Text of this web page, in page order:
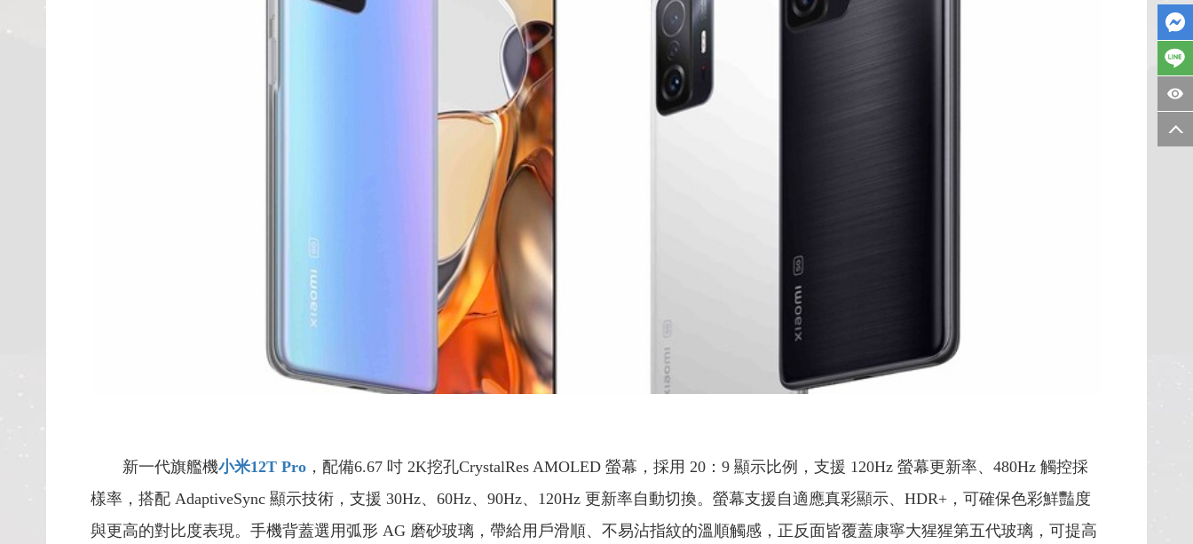
新一代旗艦機小米12T Pro ，配備6.67 吋 2K挖孔CrystalRes AMOLED 螢幕，採用 20：9 顯示比例，支援 120Hz 螢幕更新率、480Hz 觸控採
樣率，搭配 AdaptiveSync 顯示技術，支援 30Hz、60Hz、90Hz、120Hz 更新率自動切換。螢幕支援自適應真彩顯示、HDR+，可確保色彩鮮豔度
與更高的對比度表現。手機背蓋選用弧形 AG 磨砂玻璃，帶給用戶滑順、不易沾指紋的溫順觸感，正反面皆覆蓋康寧大猩猩第五代玻璃，可提高